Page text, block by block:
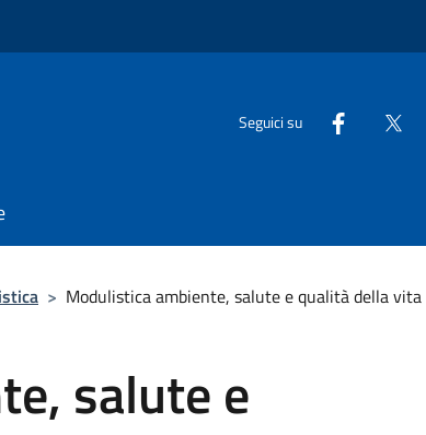
Seguici su
> Modulistica ambiente, salute e qualità della vita
salute e